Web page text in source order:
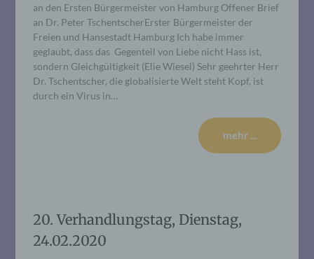
an den Ersten Bürgermeister von Hamburg Offener Brief
an Dr. Peter TschentscherErster Bürgermeister der
Freien und Hansestadt Hamburg Ich habe immer
geglaubt, dass das Gegenteil von Liebe nicht Hass ist,
sondern Gleichgültigkeit (Elie Wiesel) Sehr geehrter Herr
Dr. Tschentscher, die globalisierte Welt steht Kopf, ist
durch ein Virus in…
mehr ...
20. Verhandlungstag, Dienstag,
24.02.2020